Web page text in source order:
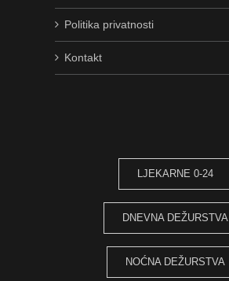
Politika privatnosti
Kontakt
LJEKARNE 0-24
DNEVNA DEŽURSTVA
NOĆNA DEŽURSTVA